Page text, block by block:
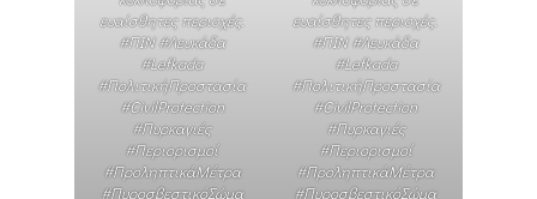
ευαίσθητες περιοχές.
#ΠΙΝ #Λευκάδα
#Lefkada
#ΠολιτικήΠροστασία
#CivilProtection
#Πυρκαγιές
#Περιορισμοί
#ΠροληπτικάΜέτρα
#ΠυροσβεστικόΣώμα
ευαίσθητες περιοχές.
#ΠΙΝ #Λευκάδα
#Lefkada
#ΠολιτικήΠροστασία
#CivilProtection
#Πυρκαγιές
#Περιορισμοί
#ΠροληπτικάΜέτρα
#ΠυροσβεστικόΣώμα